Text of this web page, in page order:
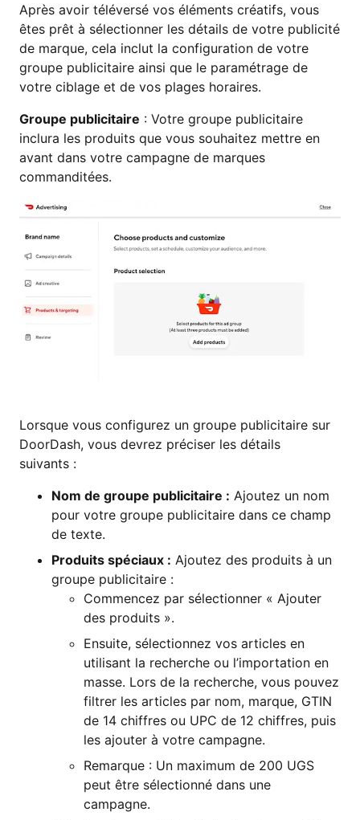
Après avoir téléversé vos éléments créatifs, vous
êtes prêt à sélectionner les détails de votre publicité
de marque, cela inclut la configuration de votre
groupe publicitaire ainsi que le paramétrage de
votre ciblage et de vos plages horaires.
Groupe publicitaire : Votre groupe publicitaire
inclura les produits que vous souhaitez mettre en
avant dans votre campagne de marques
commanditées.
Lorsque vous configurez un groupe publicitaire sur
DoorDash, vous devrez préciser les détails
suivants :
Nom de groupe publicitaire : Ajoutez un nom
pour votre groupe publicitaire dans ce champ
de texte.
Produits spéciaux : Ajoutez des produits à un
groupe publicitaire :
Commencez par sélectionner « Ajouter
des produits ».
Ensuite, sélectionnez vos articles en
utilisant la recherche ou l’importation en
masse. Lors de la recherche, vous pouvez
filtrer les articles par nom, marque, GTIN
de 14 chiffres ou UPC de 12 chiffres, puis
les ajouter à votre campagne.
Remarque : Un maximum de 200 UGS
peut être sélectionné dans une
campagne.